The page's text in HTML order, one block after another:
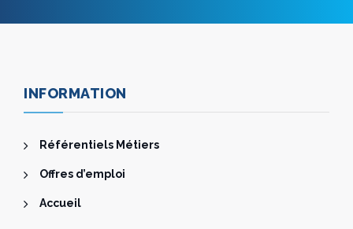
INFORMATION
Référentiels Métiers
Offres d’emploi
Accueil